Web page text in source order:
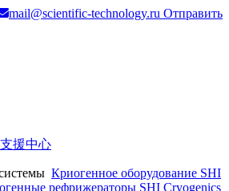
mail@scientific-technology.ru Отправить
援中心
Криогенное оборудование SHI
рефрижераторы SHI Cryogenics